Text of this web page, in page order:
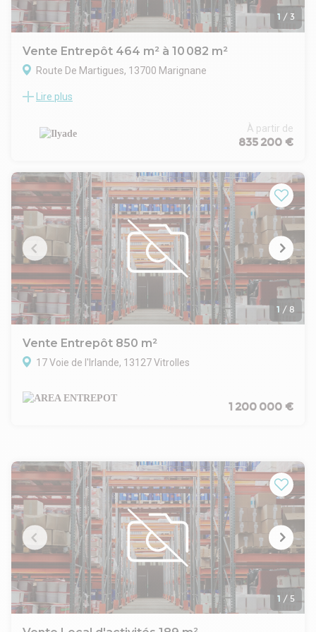
1 / 3
Vente Entrepôt 464 m² à 10 082 m²
Route De Martigues, 13700 Marignane
MARIGNANE
entrepôt - stockage en Rdc et bureau en R+1, au coeur d'un
Parc d'activité en vente en état futur d'achèvement.
5 places de parking par cellule
Lots sur tableau ci-dessous.
Pour tout renseignements et visites du foncier / réservations
Contact : 04 42 90 08 08 www.ilyade.fr
Lire plus
À partir de
835 200 €
1 / 8
Vente Entrepôt 850 m²
17 Voie de l'Irlande, 13127 Vitrolles
1 200 000 €
1 / 5